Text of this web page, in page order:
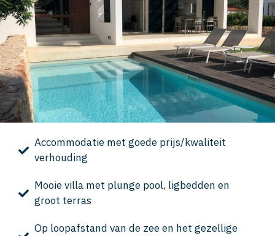
Accommodatie met goede prijs/kwaliteit
verhouding
Mooie villa met plunge pool, ligbedden en
groot terras
Op loopafstand van de zee en het gezellige